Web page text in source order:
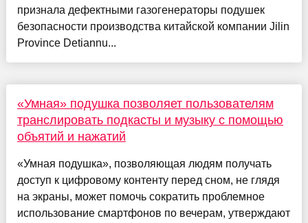
признала дефектными газогенераторы подушек
безопасности производства китайской компании Jilin
Province Detiannu...
«Умная» подушка позволяет пользователям
транслировать подкасты и музыку с помощью
объятий и нажатий
«Умная подушка», позволяющая людям получать
доступ к цифровому контенту перед сном, не глядя
на экраны, может помочь сократить проблемное
использование смартфонов по вечерам, утверждают